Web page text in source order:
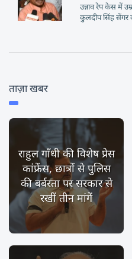
उन्नाव रेप केस में
कुलदीप सिंह सेंगर
ताज़ा खबर
राहुल गाँधी की विशेष प्रेस
कांफ्रेंस, छात्रों से पुलिस
की बर्बरता पर सरकार से
रखीं तीन मांगें